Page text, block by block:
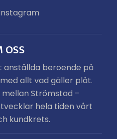
OSS
anställda beroende på
allt vad gäller plåt.
Strömstad –
hela tiden vårt
kundkrets.